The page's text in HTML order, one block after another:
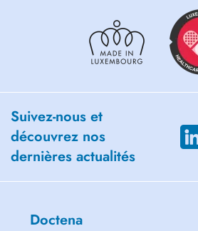
Suivez-nous et
découvrez nos
dernières actualités
Doctena